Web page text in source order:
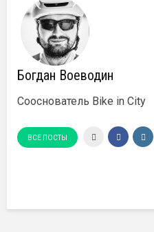
Богдан Воеводин
Сооснователь Bike in City
ВСЕ ПОСТЫ